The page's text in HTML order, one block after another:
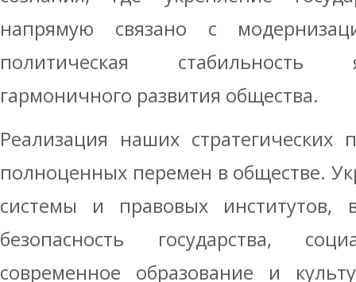
напрямую связано с
политическая стабильность
гармоничного развития общества.
Реализация наших стратегических
полноценных перемен в обществе.
системы и правовых институтов,
безопасность государства,
современное образование и